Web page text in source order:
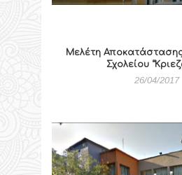
Μελέτη
Σχολείου
26/04/2017